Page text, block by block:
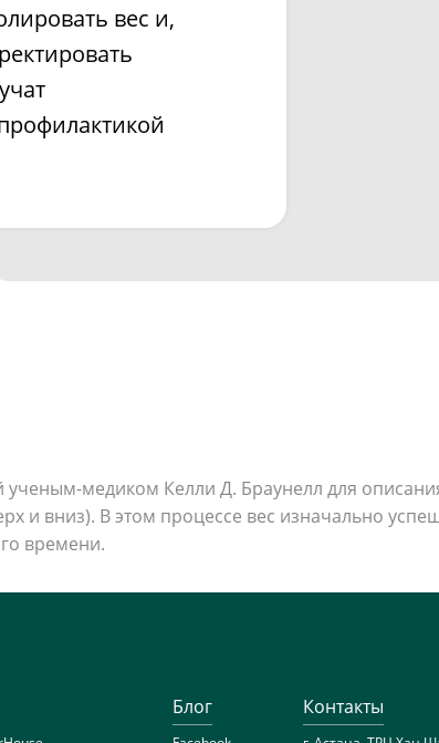
вес и,
медиком Келли Д. Браунелл для
и вниз). В этом процессе вес изначально
времени.
Блог Контакты